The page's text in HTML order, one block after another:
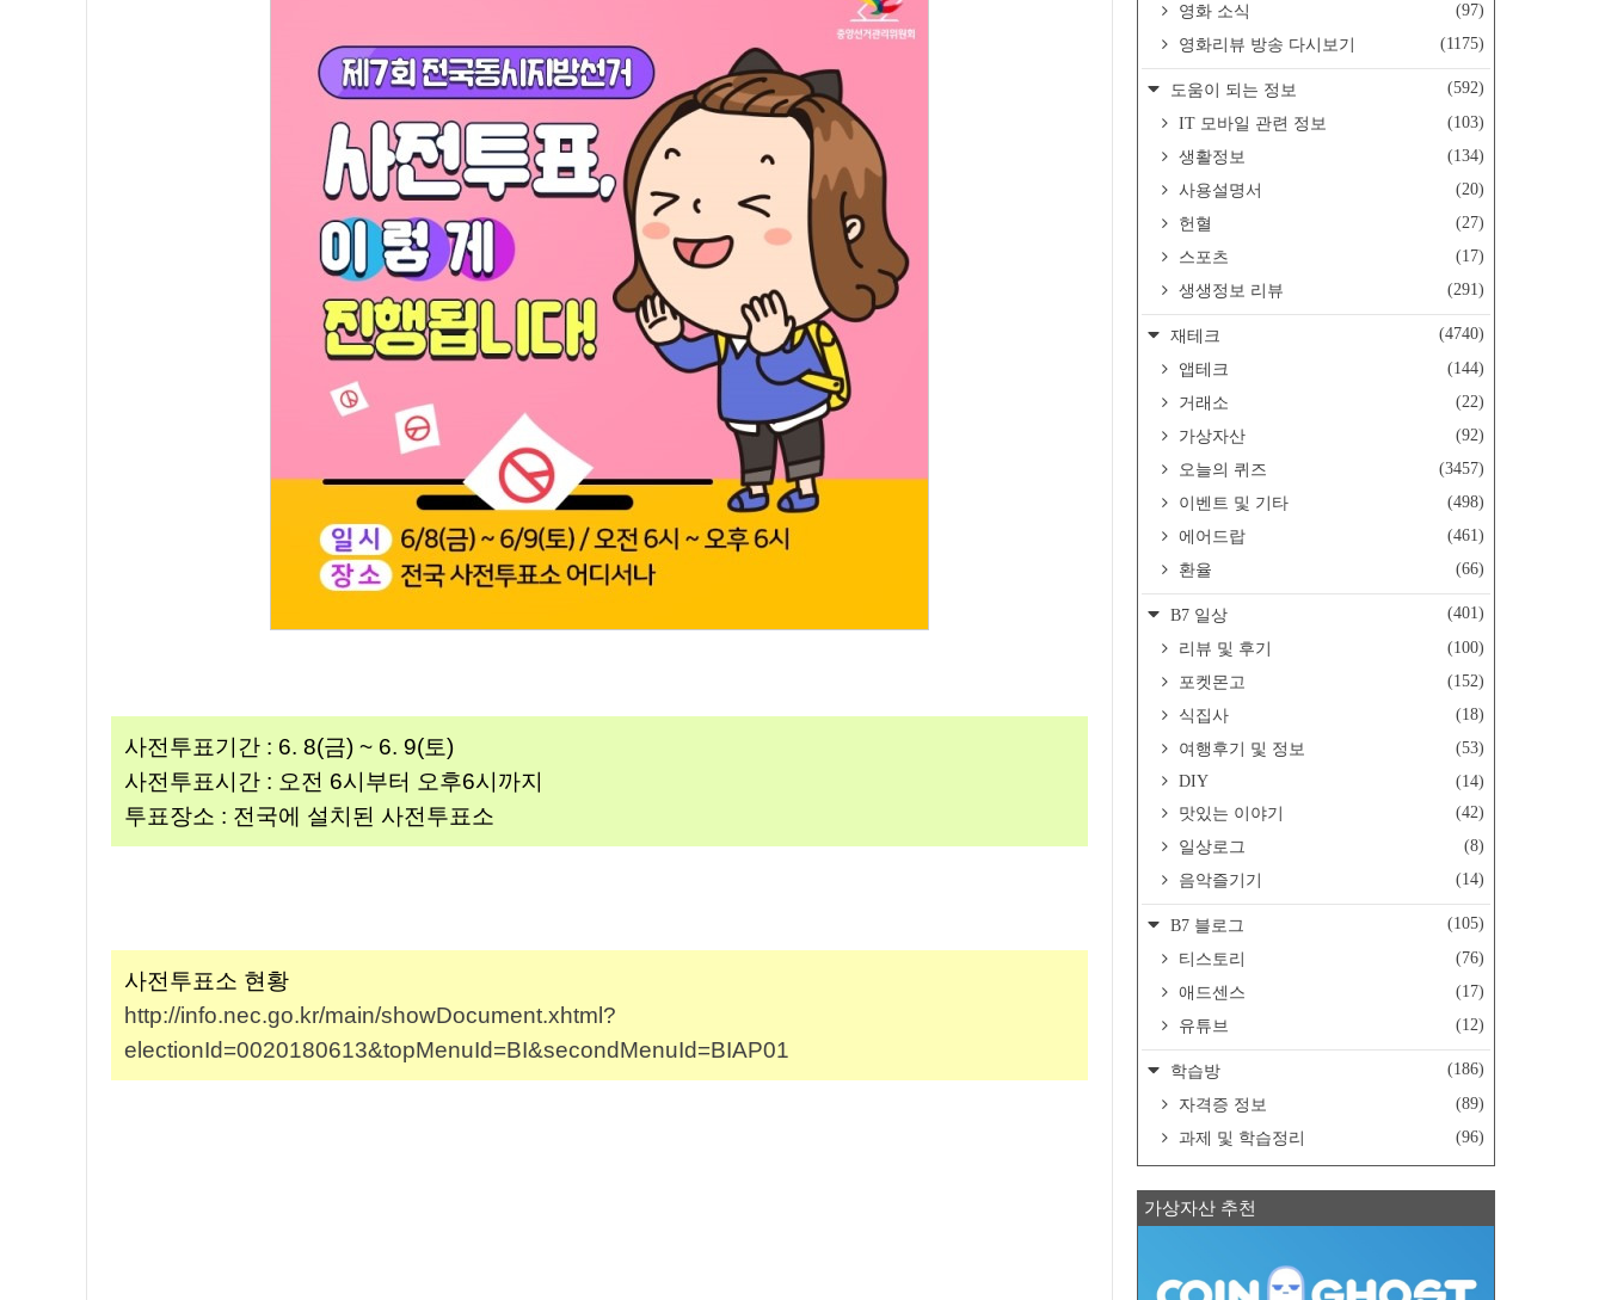
사전투표기간 : 6. 8(금) ~ 6. 9(토)
사전투표시간 : 오전 6시부터 오후6시까지
투표장소 : 전국에 설치된 사전투표소
사전투표소 현황
http://info.nec.go.kr/main/showDocument.xhtml?
electionId=0020180613&topMenuId=BI&secondMenuId=BIAP01
영화 소식
(97)
영화리뷰 방송 다시보기
(1175)
도움이 되는 정보
(592)
IT 모바일 관련 정보
(103)
생활정보
(134)
사용설명서
(20)
헌혈
(27)
스포츠
(17)
생생정보 리뷰
(291)
재테크
(4740)
앱테크
(144)
거래소
(22)
가상자산
(92)
오늘의 퀴즈
(3457)
이벤트 및 기타
(498)
에어드랍
(461)
환율
(66)
B7 일상
(401)
리뷰 및 후기
(100)
포켓몬고
(152)
식집사
(18)
여행후기 및 정보
(53)
DIY
(14)
맛있는 이야기
(42)
일상로그
(8)
음악즐기기
(14)
B7 블로그
(105)
티스토리
(76)
애드센스
(17)
유튜브
(12)
학습방
(186)
자격증 정보
(89)
과제 및 학습정리
(96)
가상자산 추천